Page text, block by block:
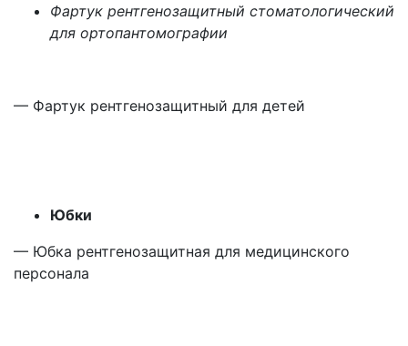
Фартук рентгенозащитный стоматологический
для ортопантомографии
— Фартук рентгенозащитный для детей
Юбки
— Юбка рентгенозащитная для медицинского
персонала